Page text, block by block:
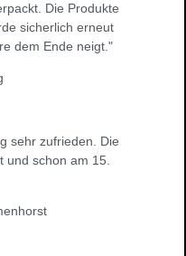
Die Produkte
sicherlich erneut
dem Ende neigt."
sehr zufrieden. Die
und schon am 15.